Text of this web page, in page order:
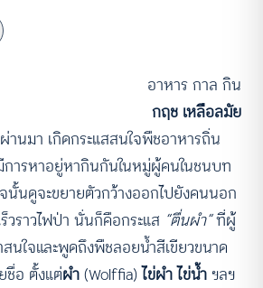
อาหาร กาล กิน
กฤช เหลือลมัย
านมา เกิดกระแสสนใจพืชอาหารถิ่น
ารหาอยู่หากินกันในหมู่ผู้คนในชนบท
นั้นดูจะขยายตัวกว้างออกไปยังคนนอก
วราวไฟป่า นั่นก็คือกระแส “ตื่นผำ”ที่ผู้
นใจและพูดถึงพืชลอยน้ำสีเขียวขนาด
ชื่อ ตั้งแต่ผำ(Wolffia)ไข่ผำ ไข่น้ำฯลฯ